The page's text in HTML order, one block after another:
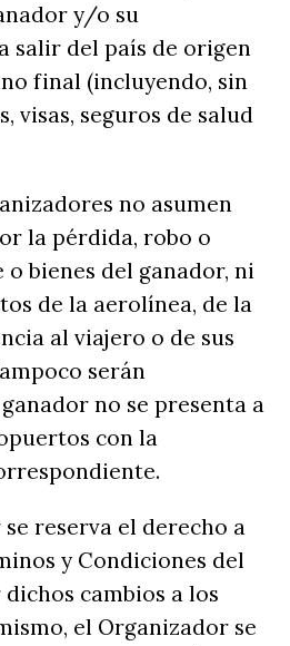
y/o su
salir del país de origen
final (incluyendo, sin
visas, seguros de salud
no asumen
la pérdida, robo o
bienes del ganador, ni
de la aerolínea, de la
al viajero o de sus
serán
no se presenta a
con la
reserva el derecho a
y Condiciones del
cambios a los
el Organizador se